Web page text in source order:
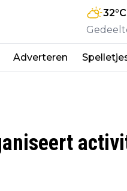
32°C
Adverteren